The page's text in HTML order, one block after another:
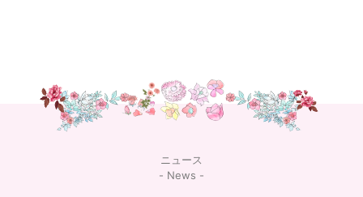
ニュース
- News -